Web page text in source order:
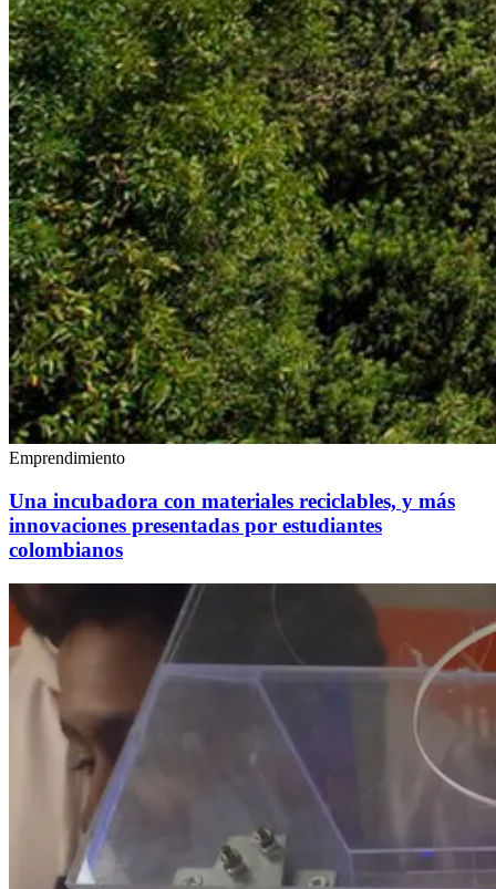
Emprendimiento
Una incubadora con materiales reciclables, y más
innovaciones presentadas por estudiantes
colombianos